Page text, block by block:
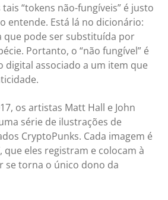
“tokens não-fungíveis” é justo
entende. Está lá no dicionário:
que pode ser substituída por
Portanto, o “não fungível” é
digital associado a um item que
os artistas Matt Hall e John
série de ilustrações de
CryptoPunks. Cada imagem é
que eles registram e colocam à
se torna o único dono da